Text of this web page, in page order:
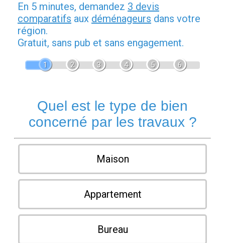
En 5 minutes, demandez 3 devis
comparatifs aux déménageurs dans votre
région.
Gratuit, sans pub et sans engagement.
1 2 3 4 5 6
Quel est le type de bien
concerné par les travaux ?
Maison
Appartement
Bureau